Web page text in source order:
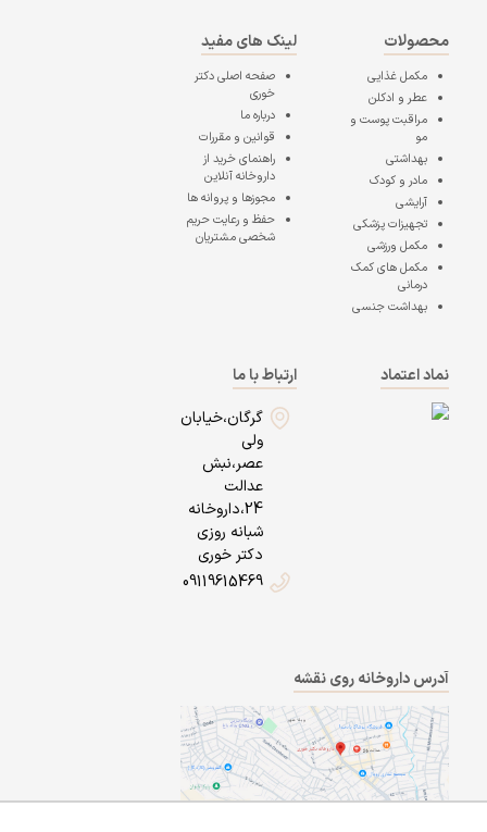
محصولات
مکمل غذایی
عطر و ادکلن
مراقبت پوست و
مو
بهداشتی
مادر و کودک
آرایشی
تجهیزات پزشکی
مکمل ورزشی
مکمل های کمک
درمانی
بهداشت جنسی
لینک های مفید
صفحه اصلیدکتر
خوری
درباره ما
قوانین و مقررات
راهنمای خرید از
داروخانه آنلاین
مجوزها و پروانه ها
حفظ و رعایت حریم
شخصی مشتریان
نماد اعتماد
ارتباط با ما
گرگان،خیابان
ولی
عصر،نبش
عدالت
24،داروخانه
شبانه روزی
دکتر خوری
09119615469
آدرس داروخانه روی نقشه